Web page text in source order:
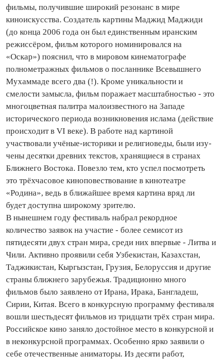
фильмы, получившие широкий резонанс в мире
киноискусства. Создатель картины Маджид Маджиди
(до конца 2006 года он был единственным иранским
режиссёром, фильм которого номинировался на
«Оскар») пояснил, что в мировом кинематографе
полнометражных фильмов о посланнике Всевышнего
Мухаммаде всего два (!). Кроме уникальности и
смелости замысла, фильм поражает масштабностью - это
многоцветная палитра малоизвестного на Западе
исторического периода возникновения ислама (действие
происходит в VI веке). В работе над картиной
участвовали учёные‑историки и религиоведы, были изу­
чены десятки древних текстов, хранящиеся в странах
Ближнего Востока. Повезло тем, кто успел посмотреть
это трёхчасовое киноповествование в кинотеа­тре
«Родина», ведь в ближайшее время картина вряд ли
будет доступна широкому зрителю.
В нынешнем году фестиваль набрал рекордное
количество заявок на участие - более семисот из
пятидесяти двух стран мира, среди них впервые - Литва и
Чили. Активно проявили себя Узбекистан, Казахстан,
Таджикистан, Кыргызстан, Грузия, Белоруссия и другие
страны ближнего зарубежья. Традиционно много
фильмов было заявлено от Ирана, Ирака, Бангладеш,
Сирии, Китая. Всего в конкурсную программу фестиваля
вошли шестьдесят фильмов из три­­дцати трёх стран мира.
Российское кино заняло достойное место в конкурсной и
в неконкурсной программах. Особенно ярко заявили о
себе оте­че­ственные аниматоры. Из десяти работ,